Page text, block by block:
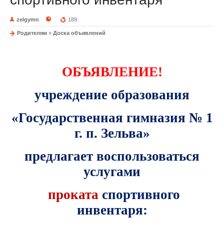
zelgymn 189
Родителям » Доска объявлений
ОБЪЯВЛЕНИЕ!
учреждение образования
«Государственная гимназия № 1
г. п. Зельва»
предлагает воспользоваться
услугами
проката спортивного
инвентаря: